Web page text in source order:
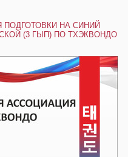
НА СИНИЙ
(3 ГЫП) ПО ТХЭКВОНДО